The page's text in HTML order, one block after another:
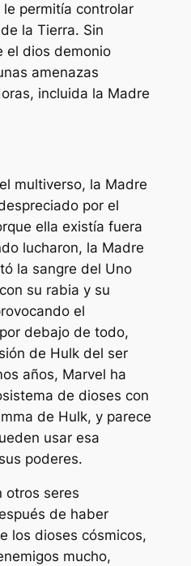
permitía controlar
la Tierra. Sin
el dios demonio
amenazas
incluida la Madre
multiverso, la Madre
por el
ella existía fuera
lucharon, la Madre
la sangre del Uno
su rabia y su
el
debajo de todo,
de Hulk del ser
años, Marvel ha
de dioses con
de Hulk, y parece
usar esa
poderes.
otros seres
de haber
los dioses cósmicos,
mucho,